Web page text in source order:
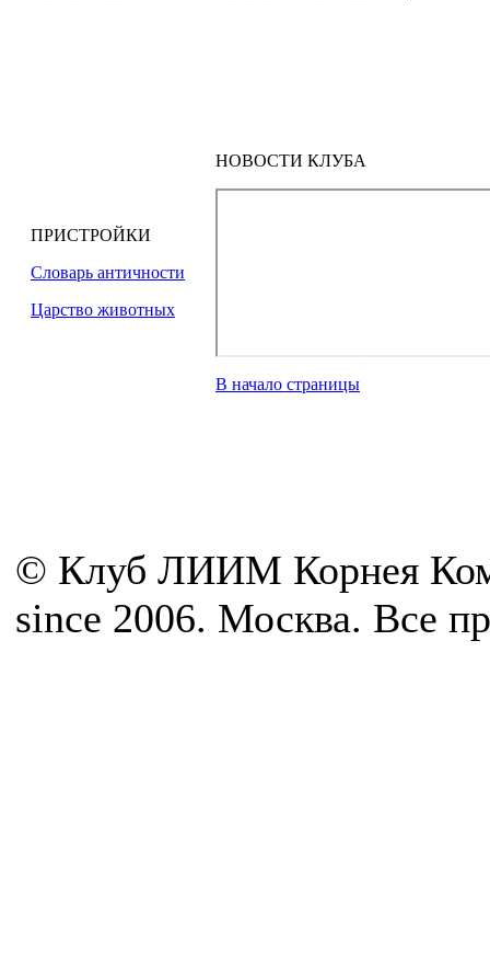
ПРИСТРОЙКИ
Словарь античности
Царство животных
НОВОСТИ КЛУБА
В начало страницы
© Клуб ЛИИМ Корнея
since 2006. Москва. Все